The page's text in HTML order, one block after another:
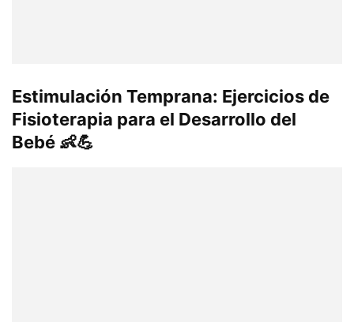
Estimulación Temprana: Ejercicios de
Fisioterapia para el Desarrollo del
Bebé 👶💪